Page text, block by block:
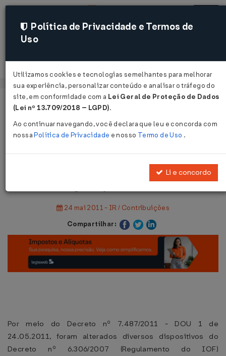
Acessar
Página Inicial
Notícias
IOF: Governo atera novamente a
legislação do IOF
24 mai 2011 - IR / Contribuições
Compartilhar:
Por meio do Decreto nº 7.487/2011 - DOU 1 de
24.05.2011, foram alterados diversos dispositivos do
Decreto nº 6.306/2007 (Regulamento do IOF)
Política de Privacidade e Termos de
Uso
Utilizamos cookies e tecnologias semelhantes para melhorar
sua experiência, personalizar conteúdo e analisar o tráfego do
site, em conformidade com a Lei Geral de Proteção de Dados
(Lei nº 13.709/2018 – LGPD).
Ao continuar navegando, você declara que leu e concorda com
nossaPolítica de Privacidade e nosso Termo de Uso .
Li e concordo